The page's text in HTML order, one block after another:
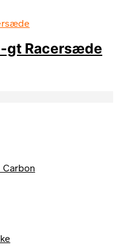
-gt Racersæde
Carbon